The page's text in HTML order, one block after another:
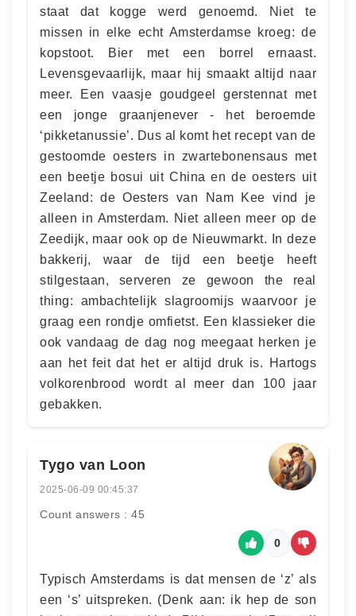
staat dat kogge werd genoemd. Niet te
missen in elke echt Amsterdamse kroeg: de
kopstoot. Bier met een borrel ernaast.
Levensgevaarlijk, maar hij smaakt altijd naar
meer. Een vaasje goudgeel gerstennat met
een jonge graanjenever - het beroemde
‘pikketanussie’. Dus al komt het recept van de
gestoomde oesters in zwartebonensaus met
een beetje bosui uit China en de oesters uit
Zeeland: de Oesters van Nam Kee vind je
alleen in Amsterdam. Niet alleen meer op de
Zeedijk, maar ook op de Nieuwmarkt. In deze
bakkerij, waar de tijd een beetje heeft
stilgestaan, serveren ze gewoon the real
thing: ambachtelijk slagroomijs waarvoor je
graag een rondje omfietst. Een klassieker die
ook vandaag de dag nog meegaat herken je
aan het feit dat het er altijd druk is. Hartogs
volkorenbrood wordt al meer dan 100 jaar
gebakken.
Tygo van Loon
2025-06-09 00:45:37
Count answers : 45
0
Typisch Amsterdams is dat mensen de ‘z’ als
een ‘s’ uitspreken. (Denk aan: ik hep de son